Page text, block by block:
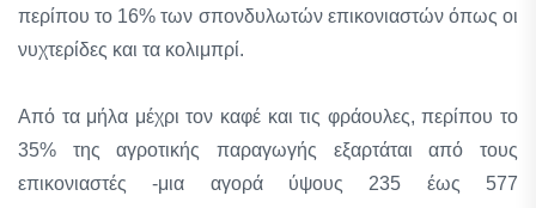
περίπου το 16% των σπονδυλωτών επικονιαστών όπως οι
νυχτερίδες και τα κολιμπρί.
Από τα μήλα μέχρι τον καφέ και τις φράουλες, περίπου το
35% της αγροτικής παραγωγής εξαρτάται από τους
επικονιαστές -μια αγορά ύψους 235 έως 577